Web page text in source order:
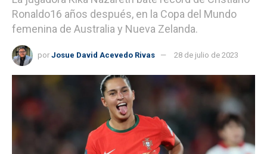
Ronaldo16 años después, en la Copa del Mundo
femenina de Australia y Nueva Zelanda.
por Josue David Acevedo Rivas 28 de julio de 2023